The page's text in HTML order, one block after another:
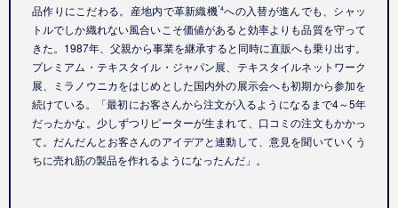
品作りにこだわる。産地内で革新織機*4への入替が進んでも、シャッ
トルでしか織れない風合いこそ価値があると効率よりも品質を守って
きた。1987年、父親から事業を継承すると同時に直販へも乗り出す。
プレミアム・テキスタイル・ジャパン展、テキスタイルネットワーク
展、ミラノウニカをはじめとした国内外の展示会へも初期から参加を
続けている。「最初にお客さんから注文が入るようになるまで4～5年
だったかな。少しずつリピーターが生まれて、口コミの注文もかかっ
て。だんだんとお客さんのアイデアと連動して、意見を聞いていくう
ちに売れ筋の製品を作れるようになったんだ」。